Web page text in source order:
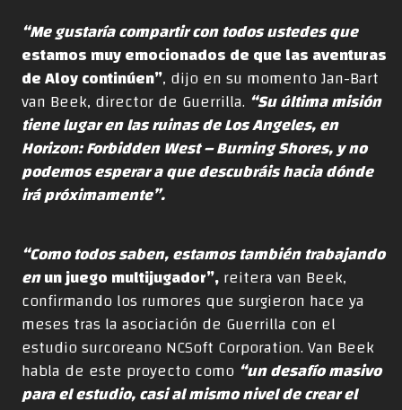
“Me gustaría compartir con todos ustedes que
estamos muy emocionados de que las aventuras
de Aloy continúen”, dijo en su momento Jan-Bart
van Beek, director de Guerrilla. “Su última misión
tiene lugar en las ruinas de Los Angeles, en
Horizon: Forbidden West – Burning Shores, y no
podemos esperar a que descubráis hacia dónde
irá próximamente”.
“Como todos saben, estamos también trabajando
enun juego multijugador”,reitera van Beek,
confirmando los rumores que surgieron hace ya
meses tras la asociación de Guerrilla con el
estudio surcoreano NCSoft Corporation. Van Beek
habla de este proyecto como “un desafío masivo
para el estudio, casi al mismo nivel de crear el